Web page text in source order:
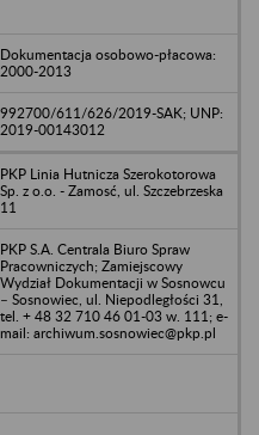
Dokumentacja osobowo-płacowa:
2000-2013
992700/611/626/2019-SAK; UNP:
2019-00143012
PKP Linia Hutnicza Szerokotorowa
Sp. z o.o. - Zamosć, ul. Szczebrzeska
11
PKP S.A. Centrala Biuro Spraw
Pracowniczych; Zamiejscowy
Wydział Dokumentacji w Sosnowcu
– Sosnowiec, ul. Niepodległości 31,
tel. + 48 32 710 46 01-03 w. 111; e-
mail: archiwum.sosnowiec@pkp.pl